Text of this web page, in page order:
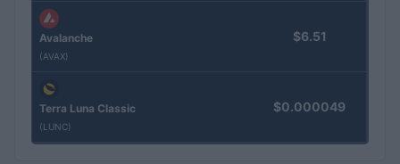
Avalanche
(AVAX)
$6.51
Terra Luna Classic
(LUNC)
$0.000049